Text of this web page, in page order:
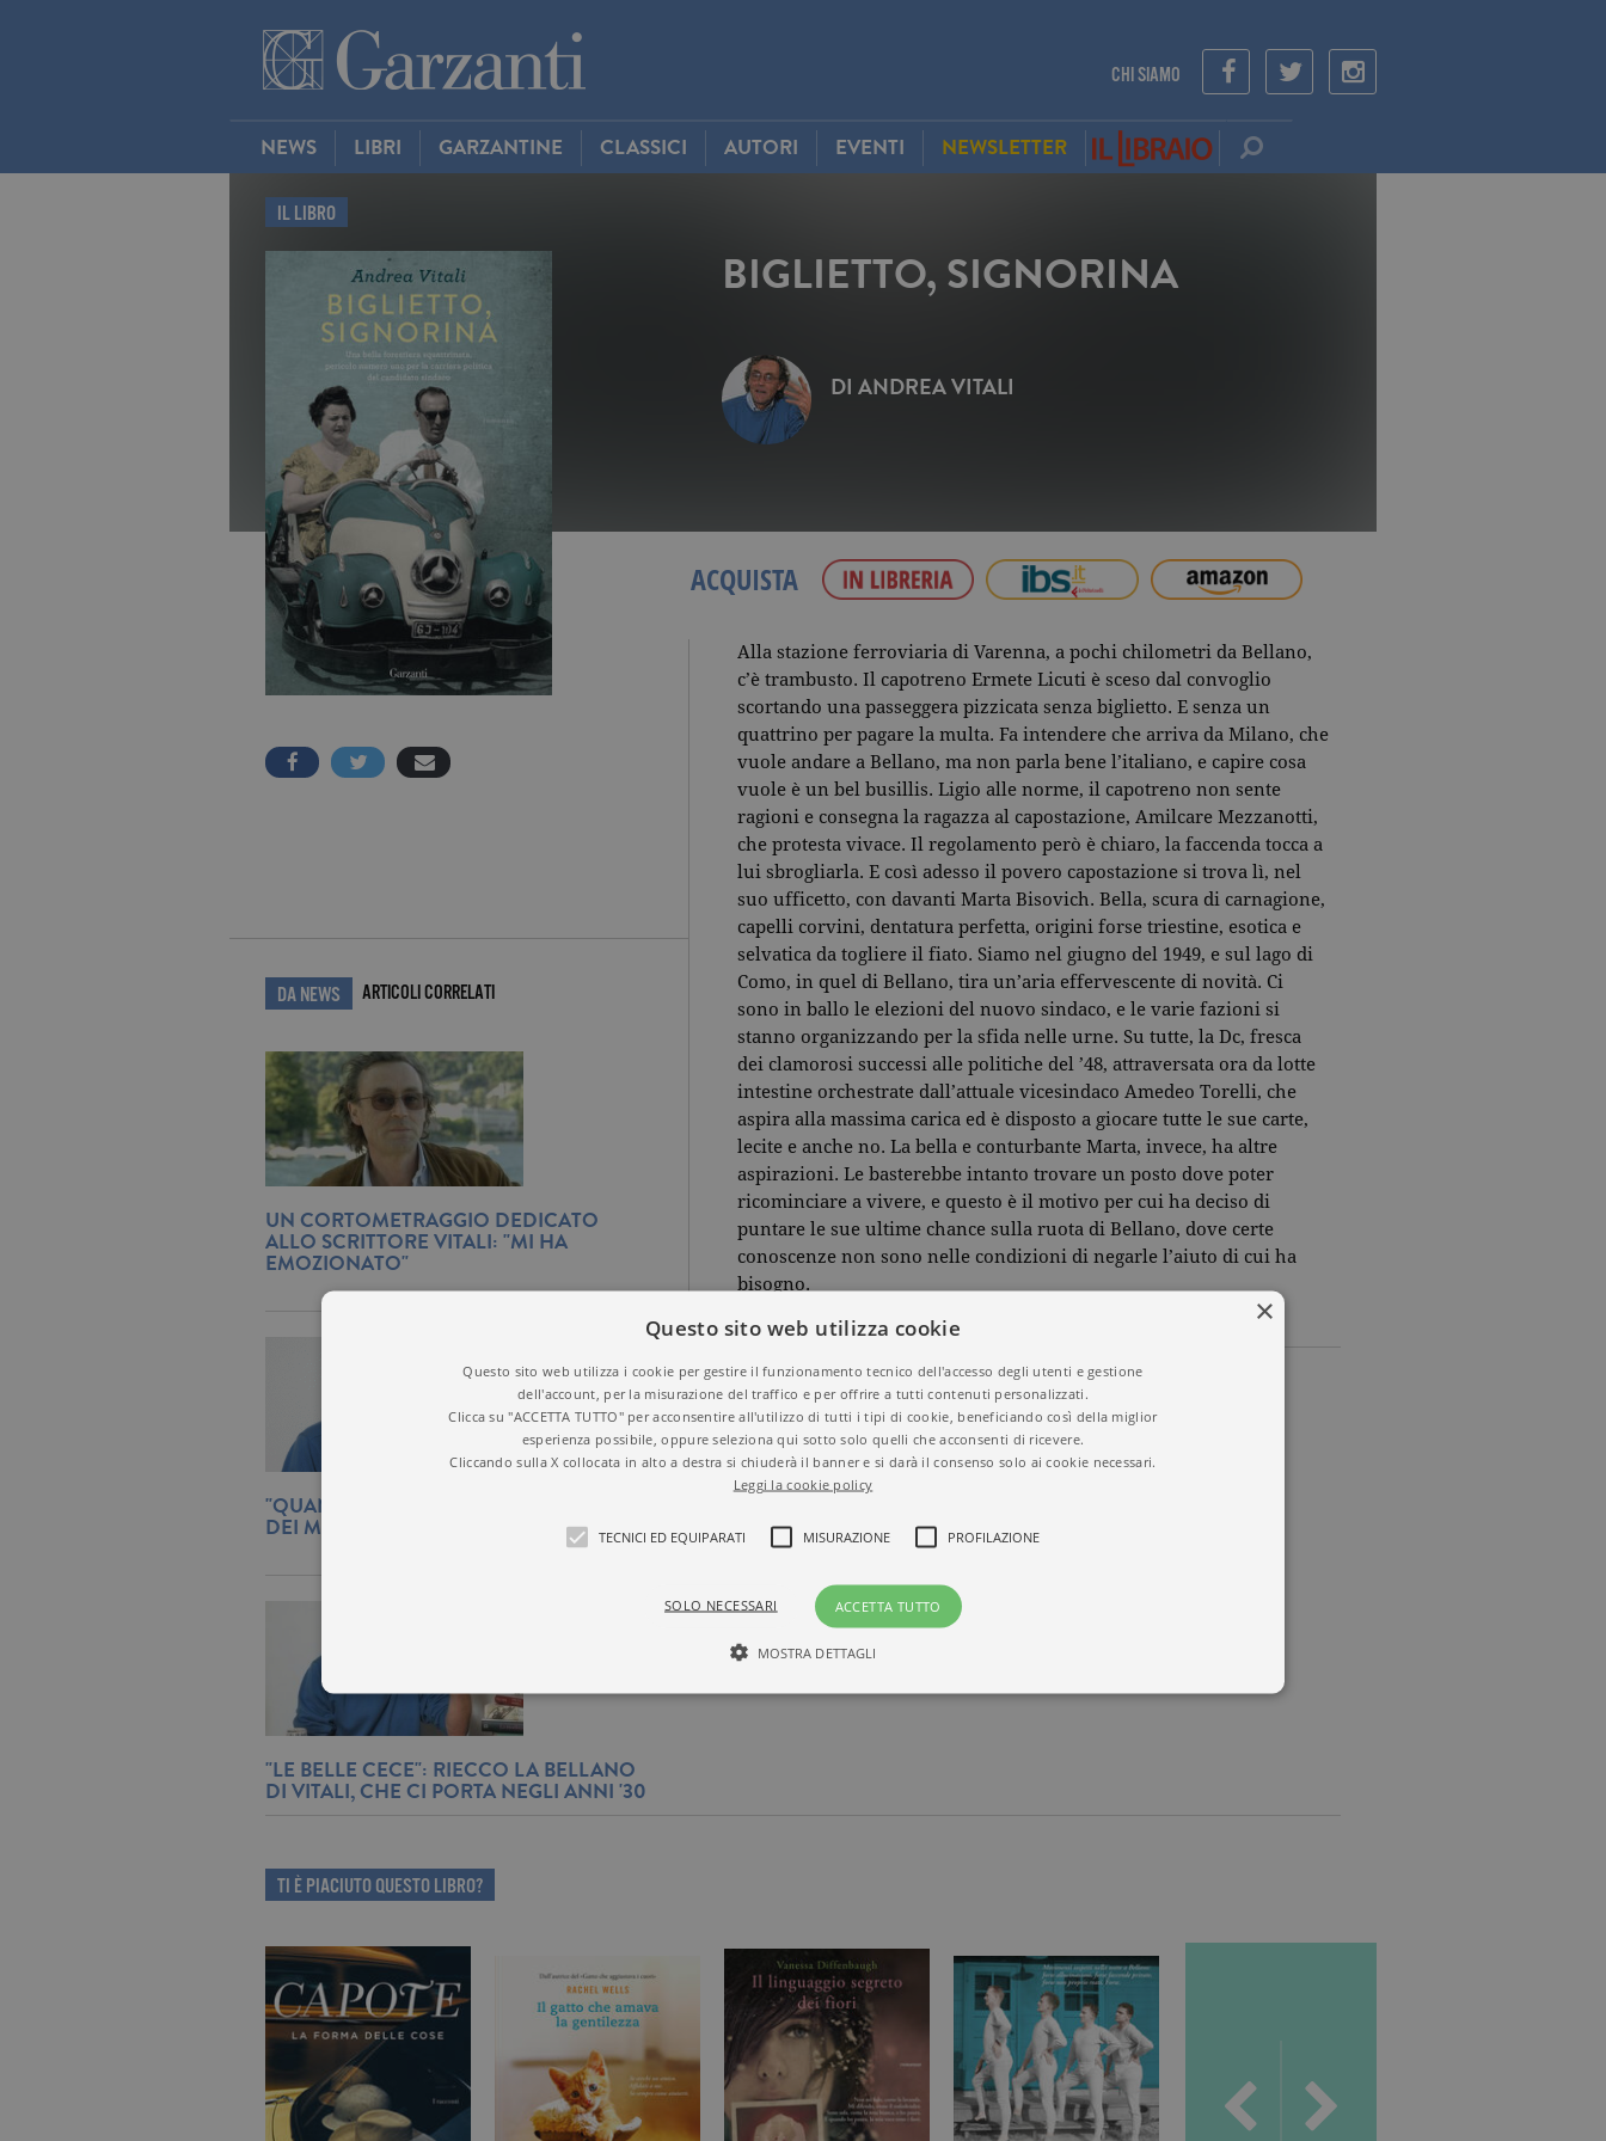
CHI SIAMO
NEWS LIBRI GARZANTINE CLASSICI AUTORI EVENTI NEWSLETTER
IL LIBRO
BIGLIETTO, SIGNORINA
DI ANDREA VITALI
ACQUISTA
Alla stazione ferroviaria di Varenna, a pochi chilometri da Bellano,
c’è trambusto. Il capotreno Ermete Licuti è sceso dal convoglio
scortando una passeggera pizzicata senza biglietto. E senza un
quattrino per pagare la multa. Fa intendere che arriva da Milano, che
vuole andare a Bellano, ma non parla bene l’italiano, e capire cosa
vuole è un bel busillis. Ligio alle norme, il capotreno non sente
ragioni e consegna la ragazza al capostazione, Amilcare Mezzanotti,
che protesta vivace. Il regolamento però è chiaro, la faccenda tocca a
lui sbrogliarla. E così adesso il povero capostazione si trova lì, nel
suo ufficetto, con davanti Marta Bisovich. Bella, scura di carnagione,
capelli corvini, dentatura perfetta, origini forse triestine, esotica e
selvatica da togliere il fiato. Siamo nel giugno del 1949, e sul lago di
Como, in quel di Bellano, tira un’aria effervescente di novità. Ci
sono in ballo le elezioni del nuovo sindaco, e le varie fazioni si
stanno organizzando per la sfida nelle urne. Su tutte, la Dc, fresca
dei clamorosi successi alle politiche del ’48, attraversata ora da lotte
intestine orchestrate dall’attuale vicesindaco Amedeo Torelli, che
aspira alla massima carica ed è disposto a giocare tutte le sue carte,
lecite e anche no. La bella e conturbante Marta, invece, ha altre
aspirazioni. Le basterebbe intanto trovare un posto dove poter
ricominciare a vivere, e questo è il motivo per cui ha deciso di
puntare le sue ultime chance sulla ruota di Bellano, dove certe
conoscenze non sono nelle condizioni di negarle l’aiuto di cui ha
bisogno.
Titolo
Biglietto, signorina
ISBN
9788811814740
Autore
Casa Editrice
GARZANTI
400 pagine, Brossura
Prezzo di questa
edizione cartacea
5,00€
DA NEWS ARTICOLI CORRELATI
UN CORTOMETRAGGIO DEDICATO
ALLO SCRITTORE VITALI: "MI HA
EMOZIONATO"
"QUANDO SCRIVO NON PENSO ALL'ETÀ
DEI MIEI LETTORI..."
"LE BELLE CECE": RIECCO LA BELLANO
DI VITALI, CHE CI PORTA NEGLI ANNI '30
TI È PIACIUTO QUESTO LIBRO?
×
Questo sito web utilizza cookie
Questo sito web utilizza i cookie per gestire il funzionamento tecnico dell'accesso degli utenti e gestione
dell'account, per la misurazione del traffico e per offrire a tutti contenuti personalizzati.
Clicca su "ACCETTA TUTTO" per acconsentire all'utilizzo di tutti i tipi di cookie, beneficiando così della miglior
esperienza possibile, oppure seleziona qui sotto solo quelli che acconsenti di ricevere.
Cliccando sulla X collocata in alto a destra si chiuderà il banner e si darà il consenso solo ai cookie necessari.
Leggi la cookie policy
TECNICI ED EQUIPARATI MISURAZIONE PROFILAZIONE
ACCETTA TUTTO
SOLO NECESSARI
MOSTRA DETTAGLI
I cookie tecnici sono strettamente necessari, consentono la funzionalità del sito Web principale come l'accesso degli utenti e la gestione
_gid
_gat
Questo nome di cookie è associato a Google Universal Analytics, secondo la
documentazione viene utilizzato per limitare la frequenza delle richieste, limitando la
raccolta di dati su siti ad alto traffico.
current_url
.garzanti.it
Questo cookie viene utilizzato per verificare la pagina corrente visualizzata.
.garzanti.it 1 minuto
Si tratta di un cookie di tipo pattern impostato da Google Analytics, in cui l'elemento
pattern sul nome contiene il numero identificativo univoco dell'account o del sito Web a
cui si riferisce. È una variazione del cookie _gat che viene utilizzato per limitare la quantità
di dati registrati da Google su siti Web ad alto volume di traffico.